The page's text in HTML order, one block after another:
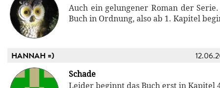
Auch ein gelungener Roman der
Buch in Ordnung, also ab 1. Kapitel
HANNAH =)
Schade
Leider beginnt das Buch erst in Kapitel